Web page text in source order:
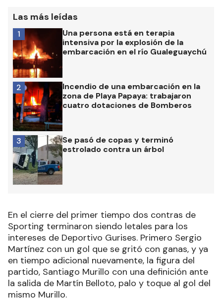
Las más leídas
Una persona está en terapia
intensiva por la explosión de la
embarcación en el río Gualeguaychú
1
Incendio de una embarcación en la
zona de Playa Papaya: trabajaron
cuatro dotaciones de Bomberos
2
Se pasó de copas y terminó
estrolado contra un árbol
3
En el cierre del primer tiempo dos contras de
Sporting terminaron siendo letales para los
intereses de Deportivo Gurises. Primero Sergio
Martínez con un gol que se gritó con ganas, y ya
en tiempo adicional nuevamente, la figura del
partido, Santiago Murillo con una definición ante
la salida de Martín Belloto, palo y toque al gol del
mismo Murillo.